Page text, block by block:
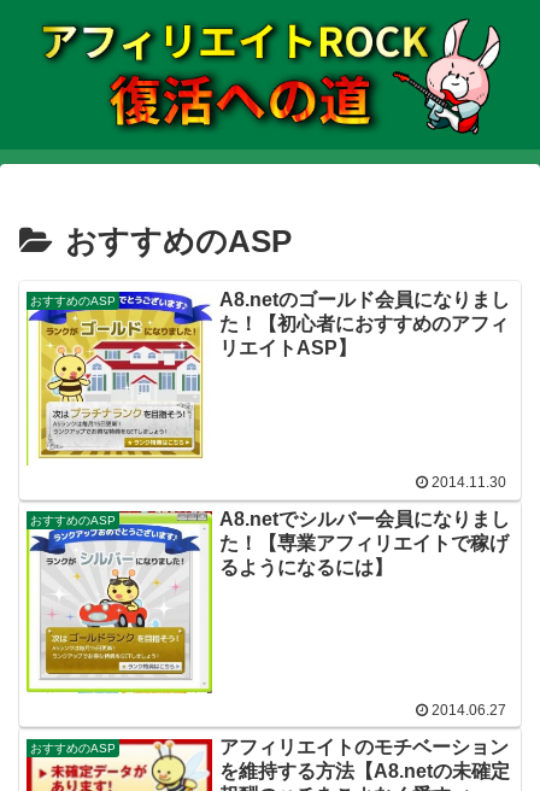
おすすめのASP
おすすめのASP
A8.netのゴールド会員になりまし
た！【初心者におすすめのアフィ
リエイトASP】
2014.11.30
おすすめのASP
A8.netでシルバー会員になりまし
た！【専業アフィリエイトで稼げ
るようになるには】
2014.06.27
おすすめのASP
アフィリエイトのモチベーション
を維持する方法【A8.netの未確定